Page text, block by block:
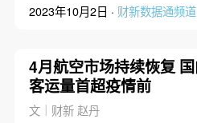
2023年10月2日 · 财新数据通频道
4月航空市场持续恢复
客运量首超疫情前
文｜财新 赵丹